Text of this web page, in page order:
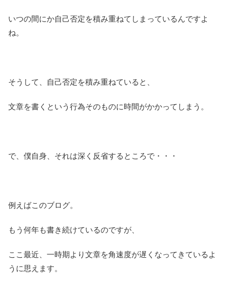
いつの間にか自己否定を積み重ねてしまっているんですよ
ね。
そうして、自己否定を積み重ねていると、
文章を書くという行為そのものに時間がかかってしまう。
で、僕自身、それは深く反省するところで・・・
例えばこのブログ。
もう何年も書き続けているのですが、
ここ最近、一時期より文章を角速度が遅くなってきているよ
うに思えます。